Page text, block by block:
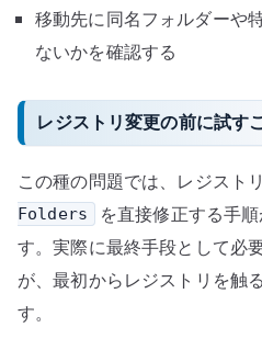
移動先に同名フォルダーや
ないかを確認する
レジストリ変更の前に試す
この種の問題では、レジスト
Folders
を直接修正する手
す。実際に最終手段として必
が、最初からレジストリを触
す。